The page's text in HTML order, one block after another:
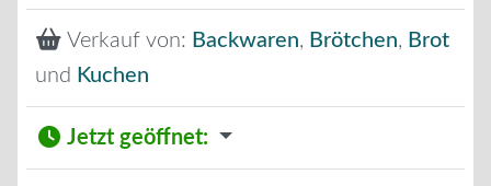
Verkauf von: Backwaren, Brötchen, Brot
und Kuchen
Jetzt geöffnet: